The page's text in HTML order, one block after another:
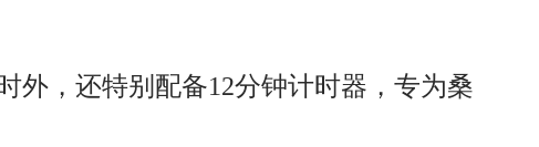
外，还特别配备12分钟计时器，专为桑